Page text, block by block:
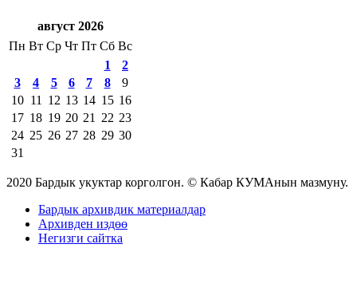
август 2026
Пн Вт Ср Чт Пт Сб Вс
1
2
3
4 5 6 7 8
9
10 11 12 13 14 15 16
17 18 19 20 21 22 23
24 25 26 27 28 29 30
31
2020 Бардык укуктар корголгон. © Кабар КУМАнын мазмуну.
Бардык архивдик материалдар
Архивден издөө
Негизги сайтка